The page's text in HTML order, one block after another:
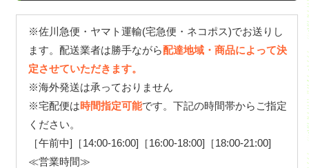
※佐川急便・ヤマト運輸(宅急便・ネコポス)でお送りし
ます。配送業者は勝手ながら配達地域・商品によって決
定させていただきます。
※海外発送は承っておりません
※宅配便は時間指定可能です。下記の時間帯からご指定
ください。
［午前中]［14:00-16:00]［16:00-18:00]［18:00-21:00]
≪営業時間≫